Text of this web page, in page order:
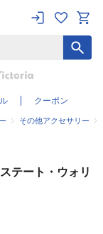
クーポン
その他アクセサリー
テート・ウォリ